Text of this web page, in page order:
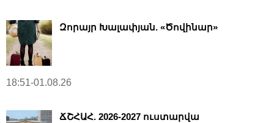
Զորայր Խալափյան. «Ծովինար»
18:51-01.08.26
ՃՇՀԱՀ. 2026-2027 ուստարվա